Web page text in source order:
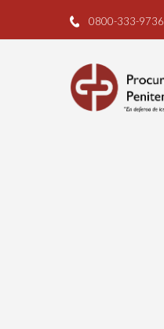
0800-333-9736